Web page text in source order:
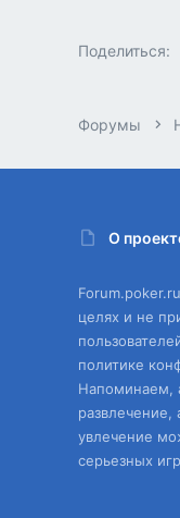
Поделиться:
Форумы
О
целях и не
политике
Напоминаем,
развлечение,
увлечение
серьезных